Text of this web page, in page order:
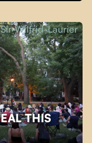
THIS
Wilfrid-Laurier